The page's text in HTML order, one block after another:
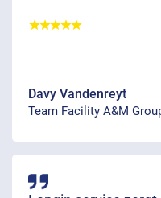
Davy Vandenreyt
Team Facility A&M